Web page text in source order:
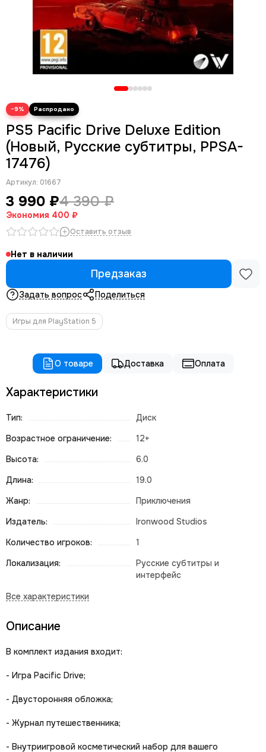
−9%
PS5 Pacific Drive Deluxe Edition
(Новый, Русские субтитры, PPSA-
17476)
Артикул: 01667
3 990 ₽4 390 ₽
Экономия 400 ₽
Оставить отзыв
Нет в наличии
Предзаказ
Задать вопрос Поделиться
Игры для PlayStation 5
О товаре Доставка Оплата
Характеристики
Тип:
Диск
Возрастное ограничение:
12+
Высота:
6.0
Длина:
19.0
Жанр:
Приключения
Издатель:
Ironwood Studios
Количество игроков:
1
Локализация:
Русские субтитры и
интерфейс
Описание
В комплект издания входит:
- Игра Pacific Drive;
- Двусторонняя обложка;
- Журнал путешественника;
- Внутриигровой косметический набор для вашего